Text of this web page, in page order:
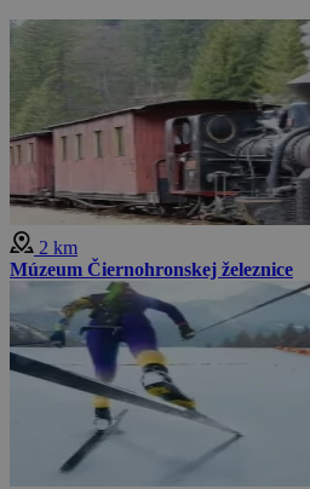
2 km
Múzeum Čiernohronskej železnice